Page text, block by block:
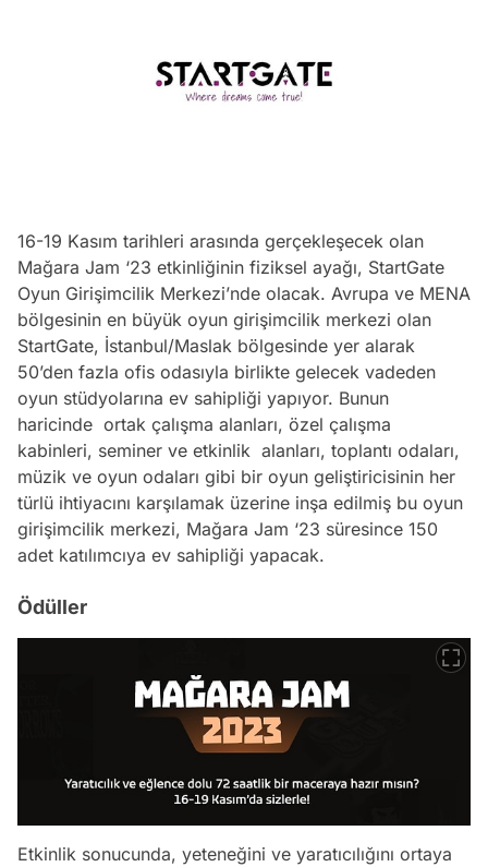
16-19 Kasım tarihleri arasında gerçekleşecek olan
Mağara Jam ‘23 etkinliğinin fiziksel ayağı, StartGate
Oyun Girişimcilik Merkezi’nde olacak. Avrupa ve MENA
bölgesinin en büyük oyun girişimcilik merkezi olan
StartGate, İstanbul/Maslak bölgesinde yer alarak
50’den fazla ofis odasıyla birlikte gelecek vadeden
oyun stüdyolarına ev sahipliği yapıyor. Bunun
haricinde ortak çalışma alanları, özel çalışma
kabinleri, seminer ve etkinlik alanları, toplantı odaları,
müzik ve oyun odaları gibi bir oyun geliştiricisinin her
türlü ihtiyacını karşılamak üzerine inşa edilmiş bu oyun
girişimcilik merkezi, Mağara Jam ‘23 süresince 150
adet katılımcıya ev sahipliği yapacak.
Ödüller
Etkinlik sonucunda, yeteneğini ve yaratıcılığını ortaya